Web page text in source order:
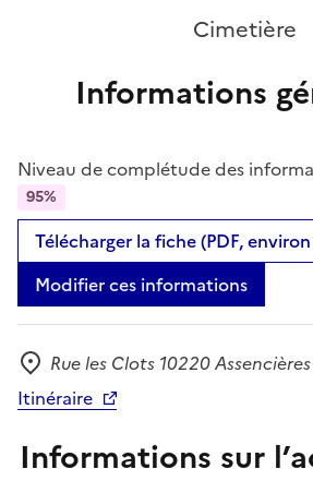
Cimetière
Informations
Niveau de complétude des
95%
Télécharger la fiche (PDF,
Modifier ces informations
Adresse
Rue les Clots 10220 Assencières
Itinéraire
Informations sur